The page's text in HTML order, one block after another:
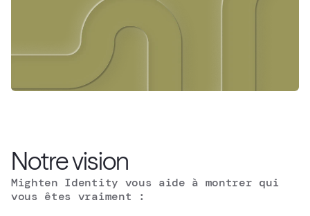
Notre vision
Mighten Identity vous aide à montrer qui
vous êtes vraiment :